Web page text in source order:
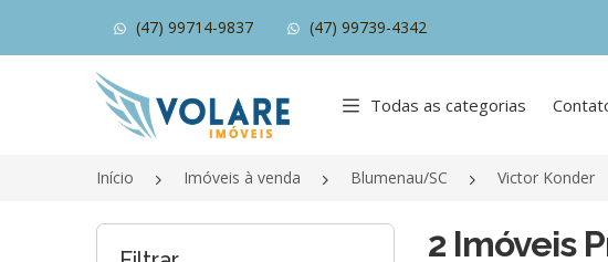
(47) 99714-9837 (47) 99739-4342
Página inicial
Todas as categorias
Início Imóveis à venda Blumenau/SC Victor Konder
2 Imóveis